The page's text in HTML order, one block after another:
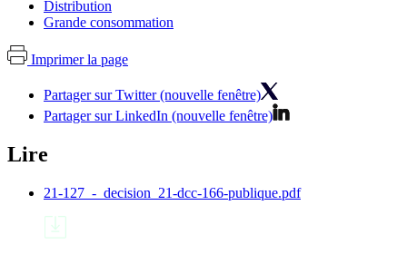
Distribution
Grande consommation
Imprimer la page
Partager sur Twitter (nouvelle fenêtre)
Partager sur LinkedIn (nouvelle fenêtre)
Lire
21-127_-_decision_21-dcc-166-publique.pdf